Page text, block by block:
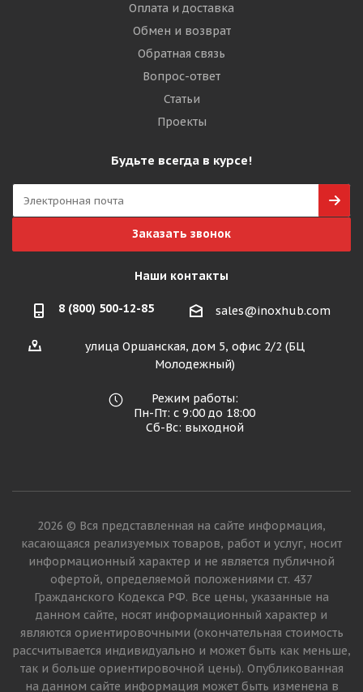
Оплата и доставка
Обмен и возврат
Обратная связь
Вопрос-ответ
Статьи
Проекты
Будьте всегда в курсе!
Заказать звонок
Наши контакты
8 (800) 500-12-85 sales@inoxhub.com
улица Оршанская, дом 5, офис 2/2 (БЦ
Молодежный)
Режим работы:
Пн-Пт: с 9:00 до 18:00
Сб-Вс: выходной
2026 © Вся представленная на сайте информация,
касающаяся реализуемых товаров, работ и услуг, носит
информационный характер и не является публичной
офертой, определяемой положениями ст. 437
Гражданского Кодекса РФ. Все цены, указанные на
данном сайте, носят информационный характер и
являются ориентировочными (окончательная стоимость
рассчитывается индивидуально и может быть как меньше,
так и больше ориентировочной цены). Опубликованная
на данном сайте информация может быть изменена в